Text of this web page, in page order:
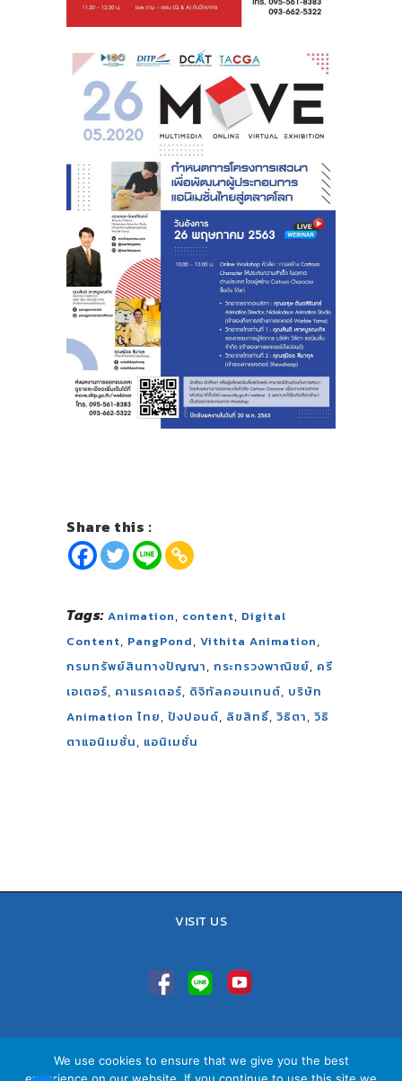
Share this :
Tags: Animation, content, Digital
Content, PangPond, Vithita Animation,
กรมทรัพย์สินทางปัญญา, กระทรวงพาณิชย์, ครี
เอเตอร์, คาแรคเตอร์, ดิจิทัลคอนเทนต์, บริษัท
Animation ไทย, ปังปอนด์, ลิขสิทธิ์, วิธิตา, วิธิ
ตาแอนิเมชั่น, แอนิเมชั่น
VISIT US
Sales Team : 084-085-6324
We use cookies to ensure that we give you the best